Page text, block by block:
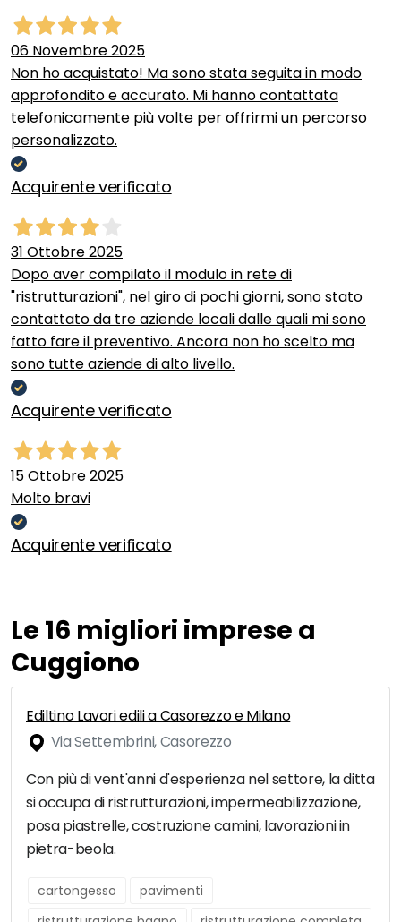
06 Novembre 2025
Non ho acquistato! Ma sono stata seguita in modo
approfondito e accurato. Mi hanno contattata
telefonicamente più volte per offrirmi un percorso
personalizzato.
Acquirente verificato
31 Ottobre 2025
Dopo aver compilato il modulo in rete di
"ristrutturazioni", nel giro di pochi giorni, sono stato
contattato da tre aziende locali dalle quali mi sono
fatto fare il preventivo. Ancora non ho scelto ma
sono tutte aziende di alto livello.
Acquirente verificato
15 Ottobre 2025
Molto bravi
Acquirente verificato
Le 16 migliori imprese a
Cuggiono
Ediltino Lavori edili a Casorezzo e Milano
Via Settembrini, Casorezzo
Con più di vent'anni d'esperienza nel settore, la ditta
si occupa di ristrutturazioni, impermeabilizzazione,
posa piastrelle, costruzione camini, lavorazioni in
pietra-beola.
cartongesso
pavimenti